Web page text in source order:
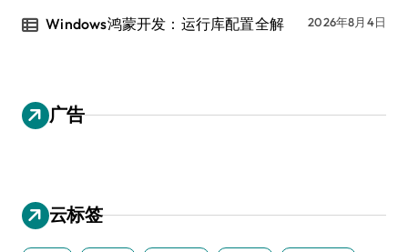
Windows鸿蒙开发：运行库配置全解 2026年8月4日
广告
云标签